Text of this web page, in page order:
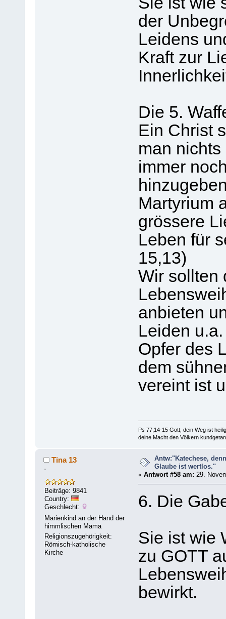
der
Leidens
Kraft zur
Die 5.
Ein Christ
man
immer
Martyrium
grössere
Leben für
15,13)
Wir sollten
anbieten
Leiden
Opfer des
dem
vereint ist
Ps 77,14-15 Gott, dein Weg ist
deine Macht den Völkern
Tina 13
'
Beiträge: 9841
Country:
Geschlecht:
Marienkind an der Hand der
himmlischen Mama
Religionszugehörigkeit:
Römisch-katholische
Kirche
Antw:"Katechese,
Glaube ist wertlos."
« Antwort #58 am: 29.
6. Die
Sie ist wie
zu GOTT
bewirkt.